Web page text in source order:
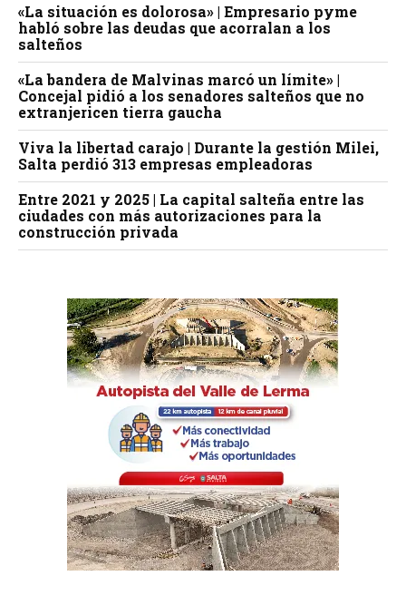
«La situación es dolorosa» | Empresario pyme
habló sobre las deudas que acorralan a los
salteños
«La bandera de Malvinas marcó un límite» |
Concejal pidió a los senadores salteños que no
extranjericen tierra gaucha
Viva la libertad carajo | Durante la gestión Milei,
Salta perdió 313 empresas empleadoras
Entre 2021 y 2025 | La capital salteña entre las
ciudades con más autorizaciones para la
construcción privada